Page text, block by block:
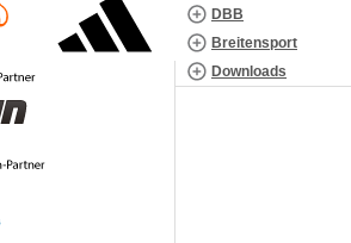
DBB
Breitensport
Downloads